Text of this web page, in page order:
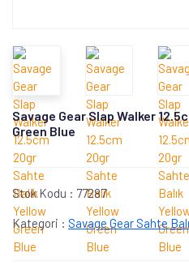
Savage Gear Slap Walker
Green Blue
Stok Kodu : 77287
Kategori : Savage Gear Sahte